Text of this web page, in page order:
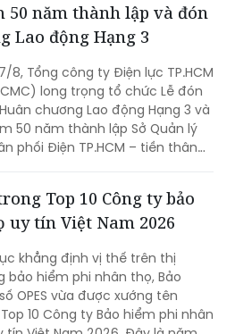
50 năm thành lập và đón
Lao động Hạng 3
8, Tổng công ty Điện lực TP.HCM
long trọng tổ chức Lễ đón
chương Lao động Hạng 3 và
50 năm thành lập Sở Quản lý
phối Điện TP.HCM – tiền thân
Top 10 Công ty bảo
tín Việt Nam 2026
khẳng định vị thế trên thị
bảo hiểm phi nhân thọ, Bảo
OPES vừa được xướng tên
10 Công ty Bảo hiểm phi nhân